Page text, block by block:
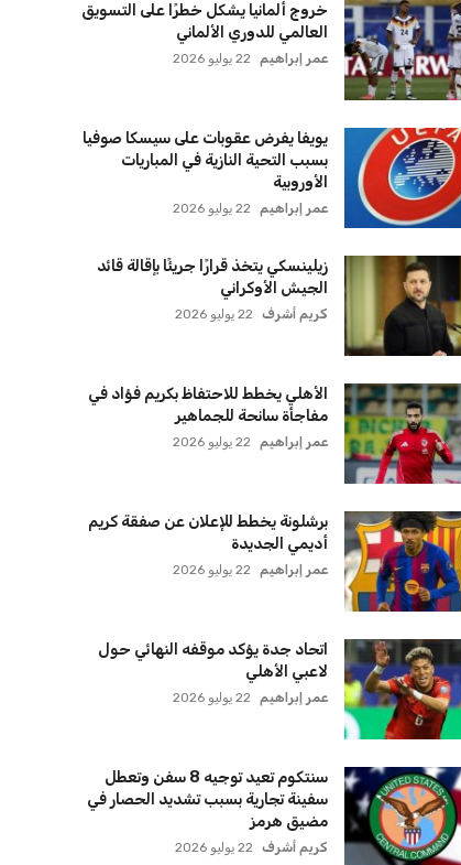
خروج ألمانيا يشكل خطرًا على التسويق
العالمي للدوري الألماني
عمر إبراهيم 22 يوليو 2026
يويفا يفرض عقوبات على سيسكا صوفيا
بسبب التحية النازية في المباريات
الأوروبية
عمر إبراهيم 22 يوليو 2026
زيلينسكي يتخذ قرارًا جريئًا بإقالة قائد
الجيش الأوكراني
كريم أشرف 22 يوليو 2026
الأهلي يخطط للاحتفاظ بكريم فؤاد في
مفاجأة سانحة للجماهير
عمر إبراهيم 22 يوليو 2026
برشلونة يخطط للإعلان عن صفقة كريم
أديمي الجديدة
عمر إبراهيم 22 يوليو 2026
اتحاد جدة يؤكد موقفه النهائي حول
لاعبي الأهلي
عمر إبراهيم 22 يوليو 2026
سنتكوم تعيد توجيه 8 سفن وتعطل
سفينة تجارية بسبب تشديد الحصار في
مضيق هرمز
كريم أشرف 22 يوليو 2026